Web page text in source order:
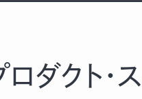
ロダクト・